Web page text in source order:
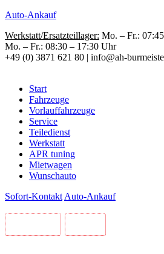
Auto-Ankauf
Werkstatt/Ersatzteillager: Mo. – Fr.:
Mo. – Fr.: 08:30 – 17:30 Uhr
+49 (0) 3871 621 80 | info@ah-
Start
Fahrzeuge
Vorlauffahrzeuge
Service
Teiledienst
Werkstatt
APR tuning
Mietwagen
Wunschauto
Sofort-Kontakt Auto-Ankauf